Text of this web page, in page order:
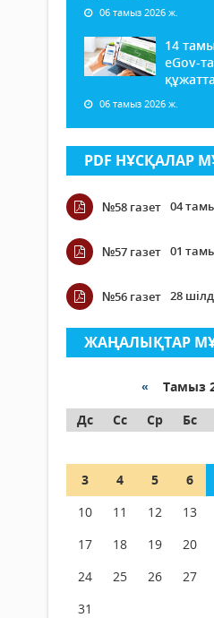
06 тамыз 2026 ж.
14
еGov-
06 тамыз 2026 ж.
PDF НҰСҚАЛАР
№58 газет 04
№57 газет 01
№56 газет 28
ЖАҢАЛЫҚТАР
« Тамыз
Дс
Сс Ср Бс
3
4 5 6
10
11 12 13
17
18 19 20
24
25 26 27
31